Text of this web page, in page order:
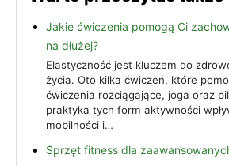
Jakie ćwiczenia pomogą Ci
na dłużej?
Elastyczność jest kluczem do
życia. Oto kilka ćwiczeń, które
ćwiczenia rozciągające, joga oraz
praktyka tych form aktywności
mobilności i…
Sprzęt fitness dla